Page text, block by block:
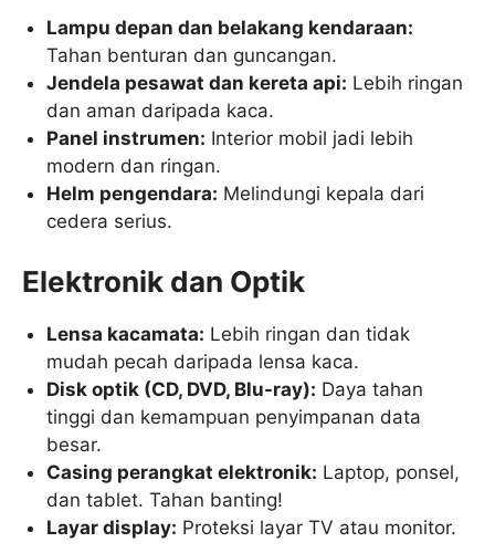
Lampu depan dan belakang kendaraan:
Tahan benturan dan guncangan.
Jendela pesawat dan kereta api: Lebih ringan
dan aman daripada kaca.
Panel instrumen: Interior mobil jadi lebih
modern dan ringan.
Helm pengendara: Melindungi kepala dari
cedera serius.
Elektronik dan Optik
Lensa kacamata: Lebih ringan dan tidak
mudah pecah daripada lensa kaca.
Disk optik (CD, DVD, Blu-ray): Daya tahan
tinggi dan kemampuan penyimpanan data
besar.
Casing perangkat elektronik: Laptop, ponsel,
dan tablet. Tahan banting!
Layar display: Proteksi layar TV atau monitor.